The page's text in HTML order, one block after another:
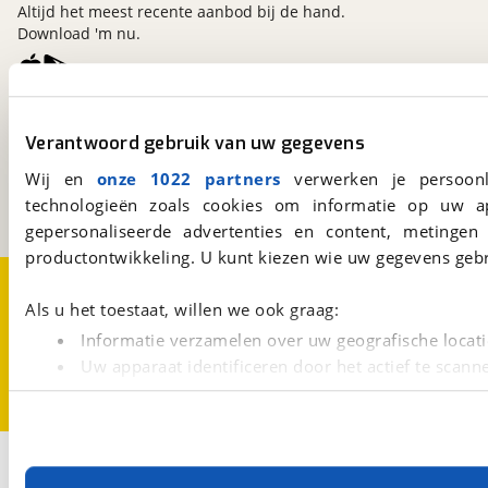
Verantwoord gebruik van uw gegevens
Wij en onze 1022 partners verwerken je
technologieën zoals cookies om informatie op
gepersonaliseerde advertenties en content,
productontwikkeling. U kunt kiezen wie uw gegevens
Als u het toestaat, willen we ook graag:
Informatie verzamelen over uw geografische
Uw apparaat identificeren door het actief te
Lees meer over hoe uw persoonlijke gegevens worden
Met cookies en vergelijkbare technieken zorgen we
Kosterijland15
Een initiatief van
BOVAG
Altijd het meest recente aanbod bij de hand.
Download 'm nu.
CookievoorkeurenVacatures